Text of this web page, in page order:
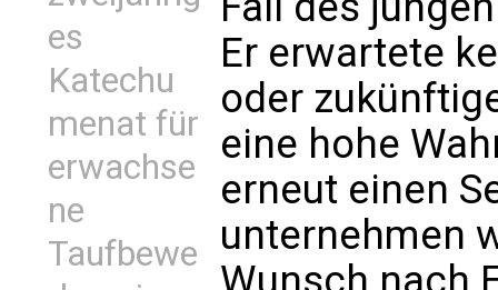
es
Katechu
menat für
erwachse
ne
Taufbewe
Er erwartete
oder
eine hohe
erneut einen
unternehmen